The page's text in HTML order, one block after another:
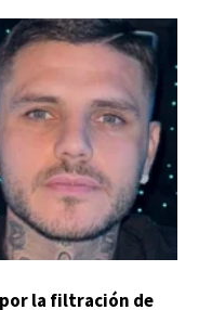
por la filtración de